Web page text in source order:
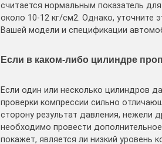
считается нормальным показатель
около 10-12 кг/см2. Однако, уточните
Вашей модели и спецификации
Если в каком-либо цилиндре
Если один или несколько цилиндров
проверки компрессии сильно
сторону результат давления, нежели
необходимо провести
покажет, является ли низкий уровень